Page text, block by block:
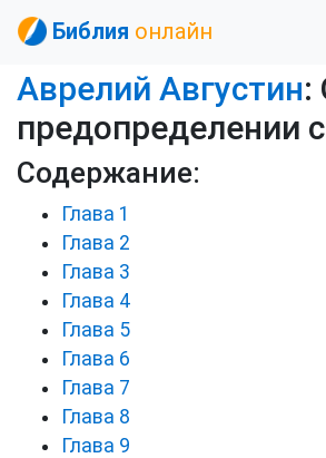
Библия онлайн
Аврелий Августин:
предопределении
Содержание:
Глава 1
Глава 2
Глава 3
Глава 4
Глава 5
Глава 6
Глава 7
Глава 8
Глава 9